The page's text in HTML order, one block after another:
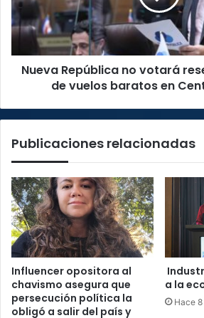
de
marzo
de
proyecto
de
vuelos
baratos
Nueva República no votará
de vuelos baratos en
Publicaciones relacionadas
Influencer opositora al
chavismo asegura que
persecución política la
obligó a salir del país y
a la
Hace